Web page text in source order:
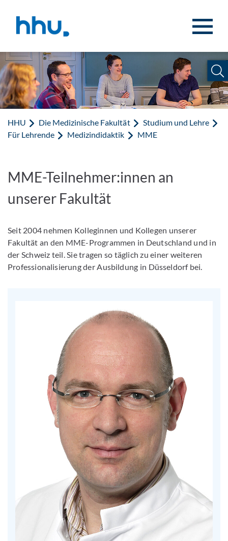
HHU Die Medizinische Fakultät
Studium und Lehre
Für Lehrende
Medizindidaktik MME
MME-Teilnehmer:innen an
unserer Fakultät
Seit 2004 nehmen Kolleginnen und Kollegen unserer
Fakultät an den MME-Programmen in Deutschland und in
der Schweiz teil. Sie tragen so täglich zu einer weiteren
Professionalisierung der Ausbildung in Düsseldorf bei.